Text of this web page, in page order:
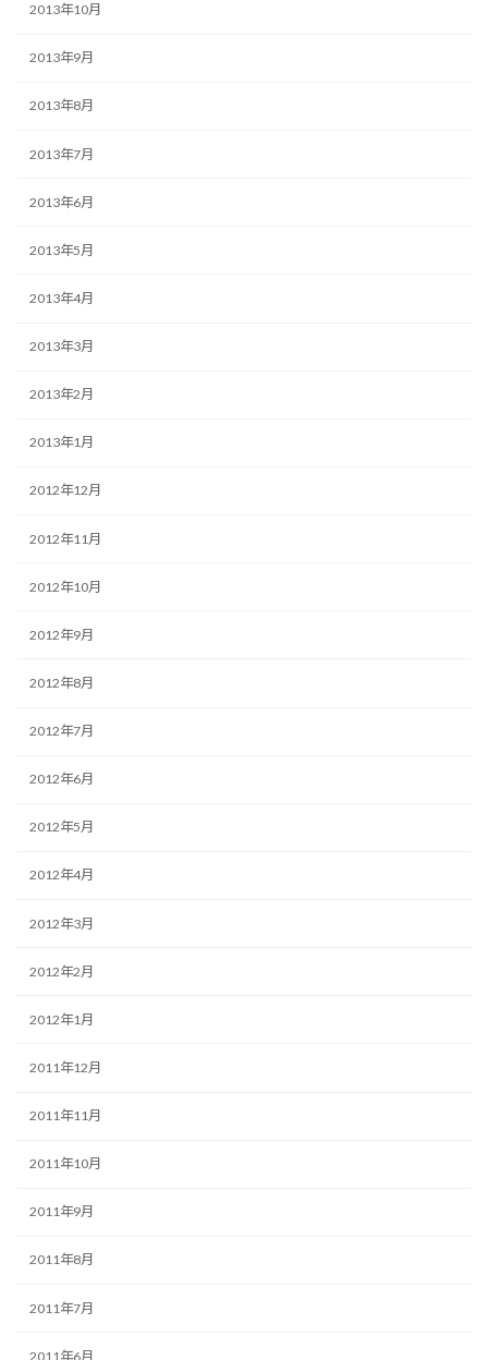
2013年10月
2013年9月
2013年8月
2013年7月
2013年6月
2013年5月
2013年4月
2013年3月
2013年2月
2013年1月
2012年12月
2012年11月
2012年10月
2012年9月
2012年8月
2012年7月
2012年6月
2012年5月
2012年4月
2012年3月
2012年2月
2012年1月
2011年12月
2011年11月
2011年10月
2011年9月
2011年8月
2011年7月
2011年6月